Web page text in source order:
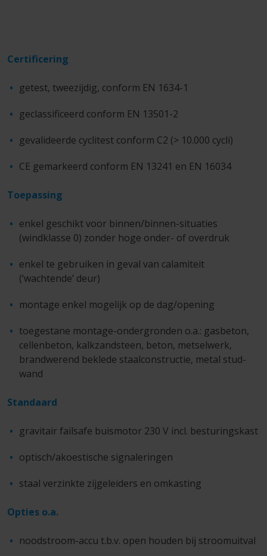
Certificering
getest, tweezijdig, conform EN 1634-1
geclassificeerd conform EN 13501-2
gevalideerde cyclitest conform C2 (> 10.000 cycli)
CE gemarkeerd conform EN 13241 en EN 16034
Toepassing
enkel geschikt voor binnen/binnen-situaties
(windklasse 0) zonder hoge onder- of overdruk
enkel te gebruiken in geval van calamiteit
(‘wachtende’ deur)
montage enkel mogelijk op de dag/opening
toegestane montage-ondergronden o.a.: gasbeton,
cellenbeton, kalkzandsteen, beton, metselwerk,
brandwerend beklede staalconstructie, metal stud-
wand
Standaard
gravitair failsafe buismotor 230 V incl. besturingskast
optisch/akoestische signaleringen
staal verzinkte zijgeleiders en omkasting
Opties o.a.
noodstroom-accu t.b.v. open houden bij stroomuitval